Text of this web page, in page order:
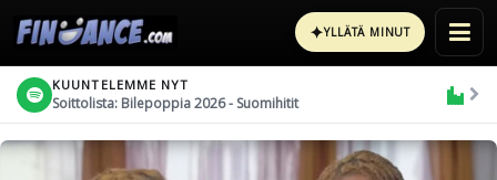
✦YLLÄTÄ MINUT
KUUNTELEMME NYT
Soittolista: Bilepoppia 2026 - Suomihitit